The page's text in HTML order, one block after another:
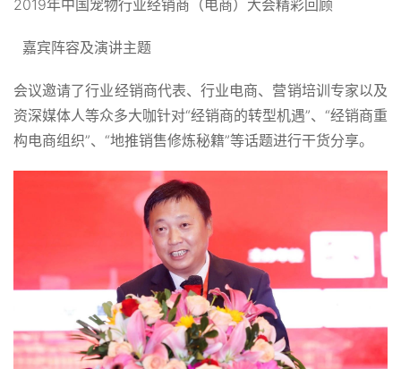
2019年中国宠物行业经销商（电商）大会精彩回顾
嘉宾阵容及演讲主题
会议邀请了行业经销商代表、行业电商、营销培训专家以及
资深媒体人等众多大咖针对“经销商的转型机遇”、“经销商重
构电商组织”、“地推销售修炼秘籍”等话题进行干货分享。